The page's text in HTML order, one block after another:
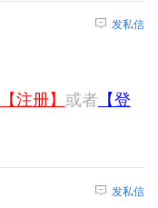
发私信
【注册】 或者 【登
发私信